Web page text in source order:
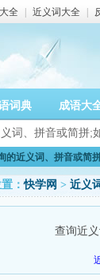
全 近义词大全
词典 成语大
的近义词、拼音或简
：快学网 > 近义
查询近义